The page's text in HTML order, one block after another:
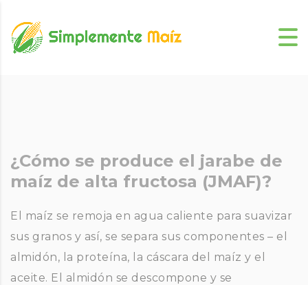
¿Cómo se produce el jarabe de
maíz de alta fructosa (JMAF)?
El maíz se remoja en agua caliente para suavizar
sus granos y así, se separa sus componentes – el
almidón, la proteína, la cáscara del maíz y el
aceite. El almidón se descompone y se